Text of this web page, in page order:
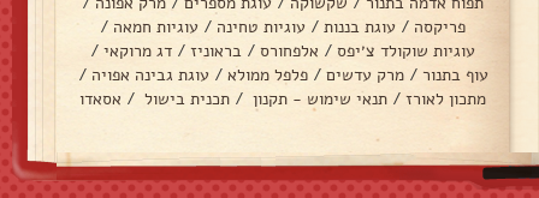
פריקסה / עוגת בננות / עוגיות טחינה / עוגיות חמאה /
עוגיות שוקולד צ׳יפס / אלפחורס / בראוניז / דג מרוקאי /
עוף בתנור / מרק עדשים / פלפל ממולא / עוגת גבינה אפויה /
מתכון לאורז / תנאי שימוש - תקנון / תכנית בישול / אסאדו